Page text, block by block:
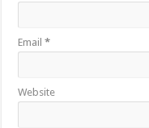
Email*
Website